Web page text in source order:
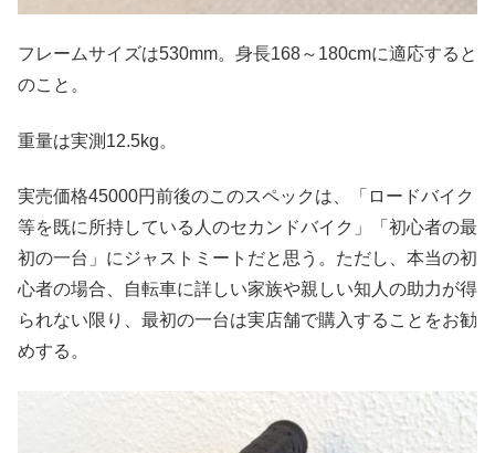
フレームサイズは530mm。身長168～180cmに適応すると
のこと。
重量は実測12.5kg。
実売価格45000円前後のこのスペックは、「ロードバイク
等を既に所持している人のセカンドバイク」「初心者の最
初の一台」にジャストミートだと思う。ただし、本当の初
心者の場合、自転車に詳しい家族や親しい知人の助力が得
られない限り、最初の一台は実店舗で購入することをお勧
めする。